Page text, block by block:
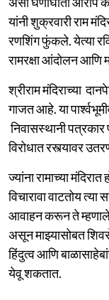
यांनी शुक्रवारी राम
रणशिंग फुंकले. येत्या
रामरक्षा आंदोलन आणि
श्रीराम मंदिराच्या
गाजत आहे. या
निवासस्थानी
विरोधात रस्त्यावर
ज्यांना रामाच्या
विचारावा वाटतोय
आवाहन करून ते म्हणाले
असून माझ्यासोबत
हिंदुत्व आणि
येवू शकतात.